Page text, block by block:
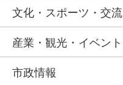
文化・スポーツ・交流
産業・観光・イベント
市政情報